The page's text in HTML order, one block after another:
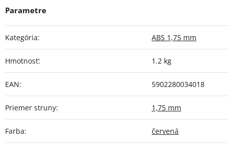
Kategória: ABS 1,75 mm
Hmotnosť: 1.2 kg
EAN: 5902280034018
Priemer struny: 1,75 mm
Farba: červená